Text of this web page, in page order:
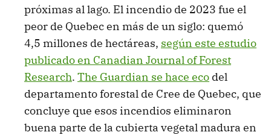
próximas al lago. El incendio de 2023 fue el
peor de Quebec en más de un siglo: quemó
4,5 millones de hectáreas, según este estudio
publicado en Canadian Journal of Forest
Research. The Guardian se hace eco del
departamento forestal de Cree de Quebec, que
concluye que esos incendios eliminaron
buena parte de la cubierta vegetal madura en